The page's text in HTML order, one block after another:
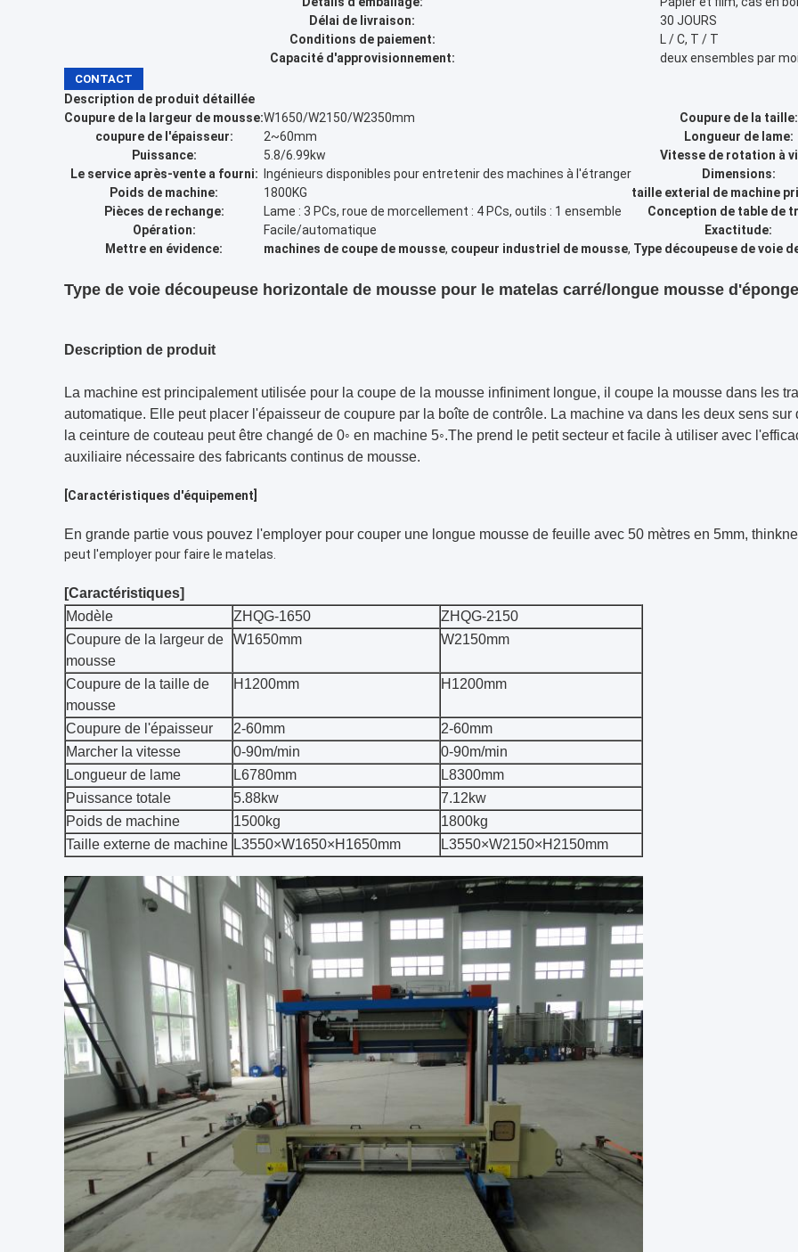
Délai de livraison:
30 JOURS
Conditions de paiement:
L / C, T / T
Capacité d'approvisionnement:
deux ensembles par
CONTACT
Description de produit détaillée
Coupure de la largeur de mousse:W1650/W2150/W2350mm
Coupure de la taille:
coupure de l'épaisseur:
2~60mm
Longueur de lame:
Puissance:
5.8/6.99kw
Vitesse de rotation à
Le service après-vente a fourni:
Ingénieurs disponibles pour entretenir des machines à l'étranger
Dimensions:
Poids de machine:
1800KG
taille exterial de machine
Pièces de rechange:
Lame : 3 PCs, roue de morcellement : 4 PCs, outils : 1 ensemble
Conception de table de
Opération:
Facile/automatique
Exactitude:
Mettre en évidence:
machines de coupe de mousse, coupeur industriel de mousse, Type découpeuse de voie
Type de voie découpeuse horizontale de mousse pour le matelas carré/longue mousse d'éponge
Description de produit
La machine est principalement utilisée pour la coupe de la mousse infiniment longue, il coupe la mousse dans les
automatique. Elle peut placer l'épaisseur de coupure par la boîte de contrôle. La machine va dans les deux sens
la ceinture de couteau peut être changé de 0◦ en machine 5◦.The prend le petit secteur et facile à utiliser avec
auxiliaire nécessaire des fabricants continus de mousse.
[Caractéristiques d'équipement]
En grande partie vous pouvez l'employer pour couper une longue mousse de feuille avec 50 mètres en 5mm,
peut l'employer pour faire le matelas.
[Caractéristiques]
Modèle
ZHQG-1650
ZHQG-2150
Coupure de la largeur de
mousse
W1650mm W2150mm
Coupure de la taille de
mousse
H1200mm H1200mm
Coupure de l'épaisseur 2-60mm
2-60mm
Marcher la vitesse
0-90m/min
0-90m/min
Longueur de lame
L6780mm
L8300mm
Puissance totale
5.88kw
7.12kw
Poids de machine
1500kg
1800kg
Taille externe de machine L3550×W1650×H1650mm L3550×W2150×H2150mm